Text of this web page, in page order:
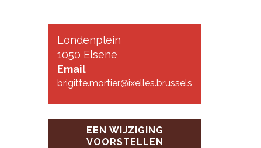
Londenplein
1050 Elsene
Email
brigitte.mortier@ixelles.brussels
EEN WIJZIGING
VOORSTELLEN